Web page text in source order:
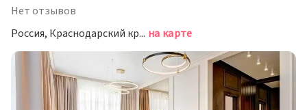
Нет отзывов
Россия, Краснодарский край, городской округ Сочи, посёлок городского типа Дагомыс, Батумское шоссе, 28Ак3 на карте